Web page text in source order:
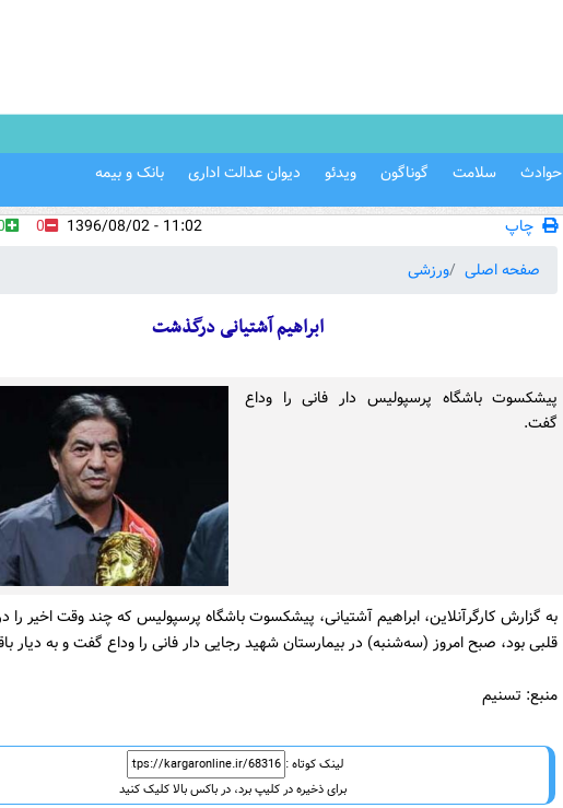
حوادث سلامت گوناگون ویدئو دیوان عدالت اداری بانک و بیمه
چاپ 0
11:02 - 1396/08/02
صفحه اصلی
ورزشی
ابراهیم آشتیانی درگذشت
پیشکسوت باشگاه پرسپولیس دار فانی را وداع
گفت.
به گزارش کارگرآنلاین، ابراهیم آشتیانی، پیشکسوت باشگاه پرسپولیس که چند وقت اخیر را
قلبی بود، صبح امروز (سه‌شنبه) در بیمارستان شهید رجایی دار فانی را وداع گفت و به دیار
منبع: تسنیم
لینک کوتاه :
برای ذخیره در کلیپ برد، در باکس بالا کلیک کنید